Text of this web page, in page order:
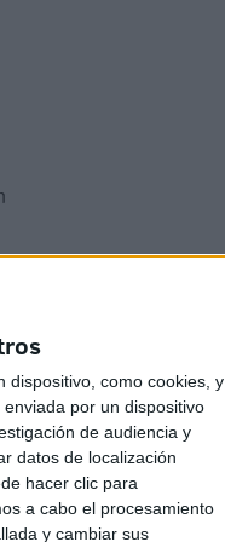
dispositivo, como cookies, y
por un dispositivo
de audiencia y
datos de localización
hacer clic para
a cabo el procesamiento
y cambiar sus